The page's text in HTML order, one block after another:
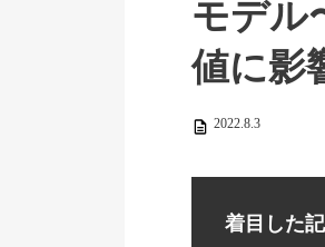
モデル
値に影
2022.8.3
着目した